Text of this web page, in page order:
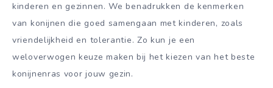
kinderen en gezinnen. We benadrukken de kenmerken
van konijnen die goed samengaan met kinderen, zoals
vriendelijkheid en tolerantie. Zo kun je een
weloverwogen keuze maken bij het kiezen van het beste
konijnenras voor jouw gezin.